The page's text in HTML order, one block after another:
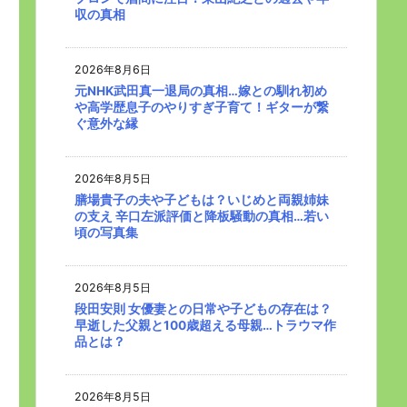
収の真相
2026年8月6日
元NHK武田真一退局の真相…嫁との馴れ初め
や高学歴息子のやりすぎ子育て！ギターが繋
ぐ意外な縁
2026年8月5日
膳場貴子の夫や子どもは？いじめと両親姉妹
の支え 辛口左派評価と降板騒動の真相…若い
頃の写真集
2026年8月5日
段田安則 女優妻との日常や子どもの存在は？
早逝した父親と100歳超える母親…トラウマ作
品とは？
2026年8月5日